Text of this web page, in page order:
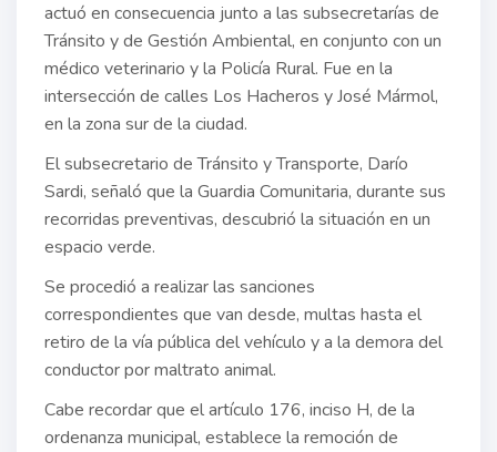
actuó en consecuencia junto a las subsecretarías de
Tránsito y de Gestión Ambiental, en conjunto con un
médico veterinario y la Policía Rural. Fue en la
intersección de calles Los Hacheros y José Mármol,
en la zona sur de la ciudad.
El subsecretario de Tránsito y Transporte, Darío
Sardi, señaló que la Guardia Comunitaria, durante sus
recorridas preventivas, descubrió la situación en un
espacio verde.
Se procedió a realizar las sanciones
correspondientes que van desde, multas hasta el
retiro de la vía pública del vehículo y a la demora del
conductor por maltrato animal.
Cabe recordar que el artículo 176, inciso H, de la
ordenanza municipal, establece la remoción de